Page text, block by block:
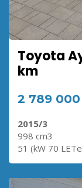
Toyota
km
2 789
2015/3
998 cm3
51 (kW 70